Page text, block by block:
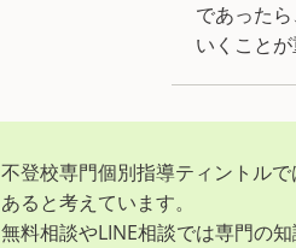
であった
いくこと
不登校専門個別指導ティントル
あると考えています。
無料相談やLINE相談では専門の